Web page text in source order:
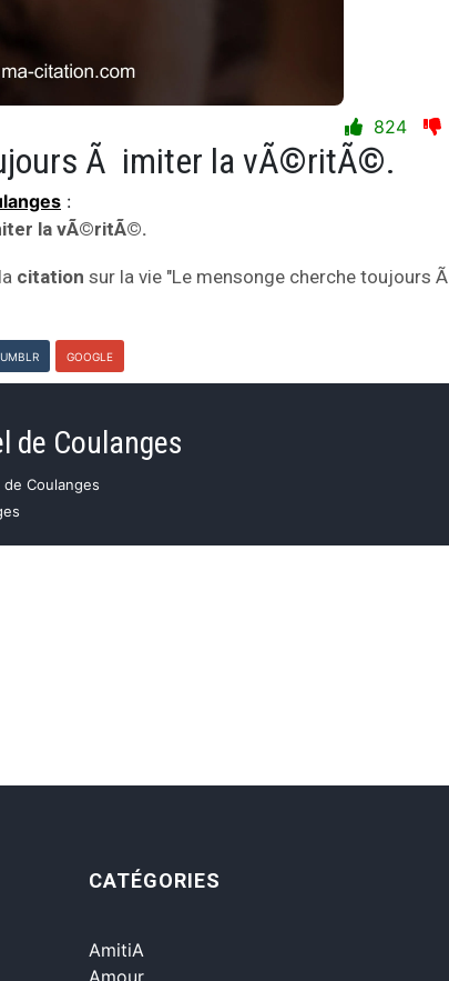
824
Ã imiter la vÃ©ritÃ©.
:
la vÃ©ritÃ©.
citation sur la vie "Le mensonge cherche toujours Ã
GOOGLE
de Coulanges
Coulanges
CATÉGORIES
AmitiA
Amour